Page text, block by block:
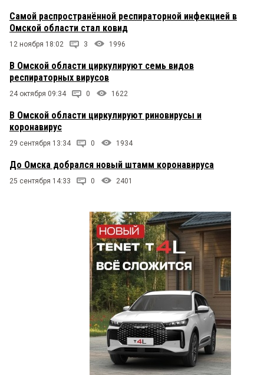
Самой распространённой респираторной инфекцией в
Омской области стал ковид
12 ноября 18:02 3 1996
В Омской области циркулируют семь видов
респираторных вирусов
24 октября 09:34 0 1622
В Омской области циркулируют риновирусы и
коронавирус
29 сентября 13:34 0 1934
До Омска добрался новый штамм коронавируса
25 сентября 14:33 0 2401